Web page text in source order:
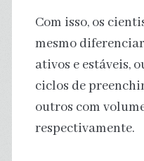
Com isso, os
mesmo
ativos e estáveis,
ciclos de
outros com
respectivamente.